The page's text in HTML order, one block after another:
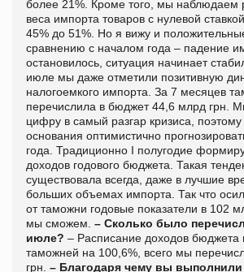
более 21%. Кроме того, мы наблюдаем
веса импорта товаров с нулевой
45% до 51%. Но я вижу и
сравнению с началом года – падение
остановилось, ситуация начинает
июле мы даже отметили позитивную
налогоемкого импорта. За 7 месяцев
перечислила в бюджет 44,6 млрд грн.
цифру в самый разгар кризиса,
основания оптимистично
года. Традиционно I полугодие
доходов годового бюджета. Такая
существовала всегда, даже в лучшие
больших объемах импорта. Так что
от таможни годовые показатели в 102
мы сможем. – Сколько было
июле? – Расписание доходов бюджета
таможней на 100,6%, всего мы
грн. – Благодаря чему вы выполнили